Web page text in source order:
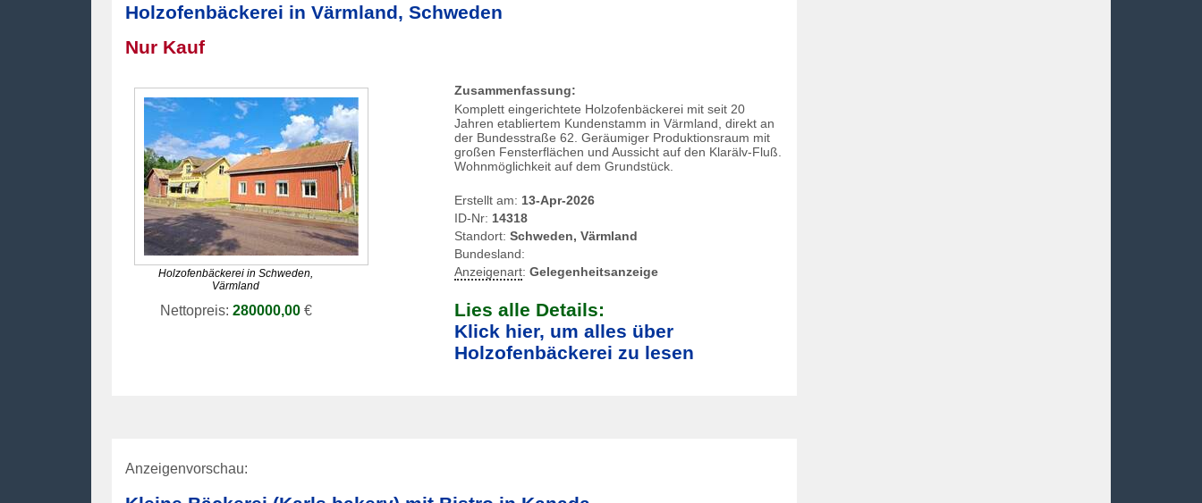
Holzofenbäckerei in Värmland, Schweden
Nur Kauf
Holzofenbäckerei in Schweden,
Värmland
Nettopreis: 280000,00€
Zusammenfassung:
Komplett eingerichtete Holzofenbäckerei mit seit 20
Jahren etabliertem Kundenstamm in Värmland, direkt an
der Bundesstraße 62. Geräumiger Produktionsraum mit
großen Fensterflächen und Aussicht auf den Klarälv-Fluß.
Wohnmöglichkeit auf dem Grundstück.
Erstellt am: 13-Apr-2026
ID-Nr: 14318
Standort: Schweden, Värmland
Bundesland:
Anzeigenart: Gelegenheitsanzeige
Lies alle Details:
Klick hier, um alles über
Holzofenbäckerei zu lesen
Anzeigenvorschau: